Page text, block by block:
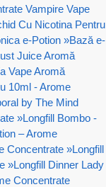
Vampire Vape
Cu Nicotina Pentru
e-Potion »Bază e-
Juice Aromă
Vape Aromă
10ml - Arome
by The Mind
»Longfill Bombo -
– Arome
Concentrate »Longfill
»Longfill Dinner Lady
Concentrate